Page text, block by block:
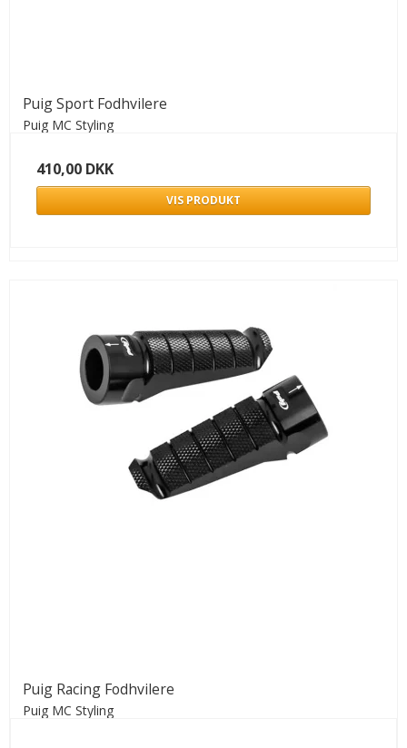
Puig Sport Fodhvilere
Puig MC Styling
410,00 DKK
VIS PRODUKT
Puig Racing Fodhvilere
Puig MC Styling